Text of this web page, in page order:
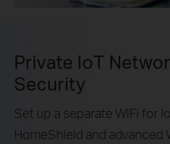
Private IoT
Security
Set up a separate WiFi for
HomeShield and advanced